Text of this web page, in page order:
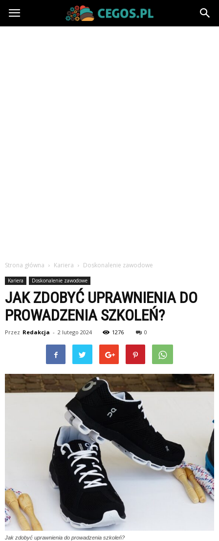
Cegos.pl
Strona główna Kariera Doskonalenie zawodowe
Kariera Doskonalenie zawodowe
JAK ZDOBYĆ UPRAWNIENIA DO
PROWADZENIA SZKOLEŃ?
Przez Redakcja - 2 lutego 2024 1276 0
Jak zdobyć uprawnienia do prowadzenia szkoleń?